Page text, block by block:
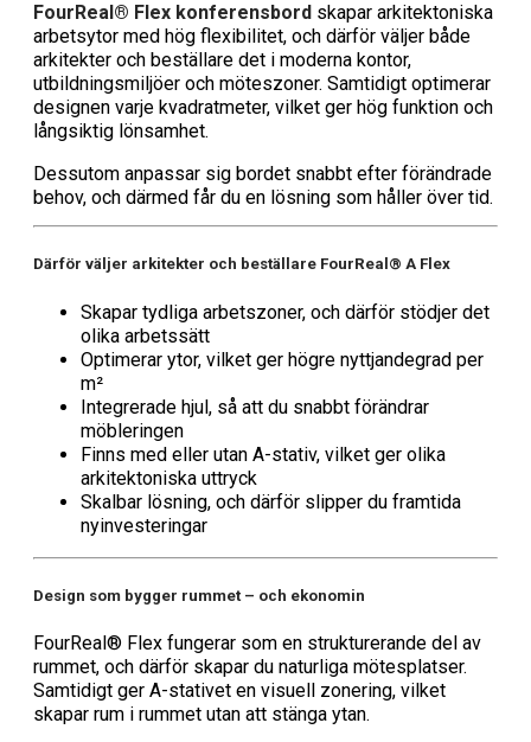
FourReal® Flex konferensbord skapar arkitektoniska
arbetsytor med hög flexibilitet, och därför väljer både
arkitekter och beställare det i moderna kontor,
utbildningsmiljöer och möteszoner. Samtidigt optimerar
designen varje kvadratmeter, vilket ger hög funktion och
långsiktig lönsamhet.
Dessutom anpassar sig bordet snabbt efter förändrade
behov, och därmed får du en lösning som håller över tid.
Därför väljer arkitekter och beställare FourReal® A Flex
Skapar tydliga arbetszoner, och därför stödjer det
olika arbetssätt
Optimerar ytor, vilket ger högre nyttjandegrad per
m²
Integrerade hjul, så att du snabbt förändrar
möbleringen
Finns med eller utan A-stativ, vilket ger olika
arkitektoniska uttryck
Skalbar lösning, och därför slipper du framtida
nyinvesteringar
Design som bygger rummet – och ekonomin
FourReal® Flex fungerar som en strukturerande del av
rummet, och därför skapar du naturliga mötesplatser.
Samtidigt ger A-stativet en visuell zonering, vilket
skapar rum i rummet utan att stänga ytan.